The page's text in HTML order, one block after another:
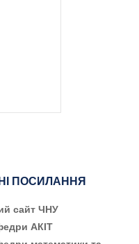
ПОСИЛАННЯ
сайт ЧНУ
АКІТ